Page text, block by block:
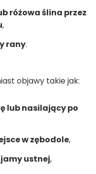
różowa ślina przez
,
rany.
objawy takie jak:
lub nasilający po
w zębodole,
ustnej,